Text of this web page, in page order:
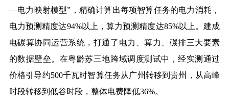
—电力映射模型”，精确计算出每项智算任务的电力消耗，
电力预测精度达94%以上，算力预测精度达85%以上。建成
电碳算协同运营系统，打通了电力、算力、碳排三大要素
的数据壁垒。在粤黔苏三地跨域调度测试中，经实测通过
价格引导约500千瓦时智算任务从广州转移到贵州，从高峰
时段转移到低谷时段，整体电费降低36%。